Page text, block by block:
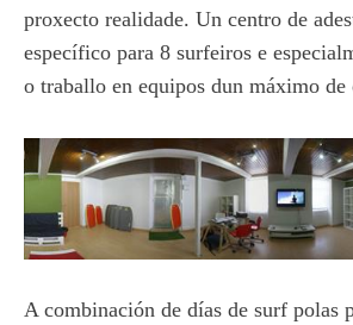
proxecto realidade. Un centro de
específico para 8 surfeiros e
o traballo en equipos dun máximo de
A combinación de días de surf polas